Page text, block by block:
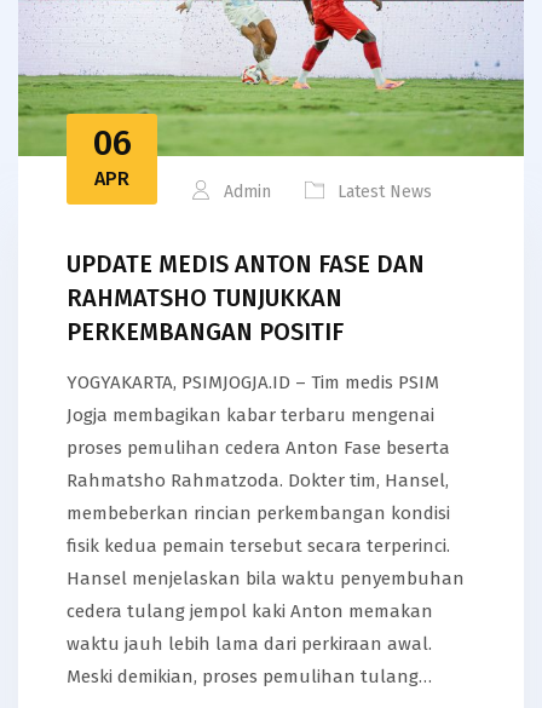
06
APR
Admin Latest News
UPDATE MEDIS ANTON FASE DAN
RAHMATSHO TUNJUKKAN
PERKEMBANGAN POSITIF
YOGYAKARTA, PSIMJOGJA.ID – Tim medis PSIM
Jogja membagikan kabar terbaru mengenai
proses pemulihan cedera Anton Fase beserta
Rahmatsho Rahmatzoda. Dokter tim, Hansel,
membeberkan rincian perkembangan kondisi
fisik kedua pemain tersebut secara terperinci.
Hansel menjelaskan bila waktu penyembuhan
cedera tulang jempol kaki Anton memakan
waktu jauh lebih lama dari perkiraan awal.
Meski demikian, proses pemulihan tulang…